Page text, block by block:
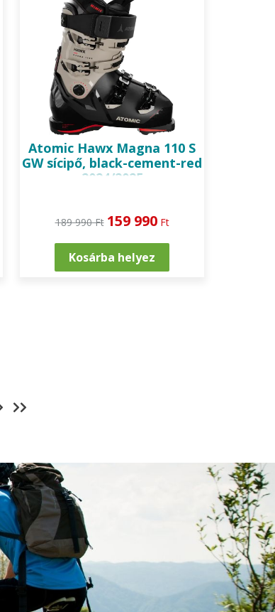
Atomic Hawx Magna 110 S
GW sícipő, black-cement-red
2024/2025
189 990 Ft 159 990 Ft
Kosárba helyez